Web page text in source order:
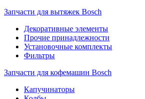
Запчасти для вытяжек Bosch
Декоративные элементы
Прочие принадлежности
Установочные комплекты
Фильтры
Запчасти для кофемашин Bosch
Капучинаторы